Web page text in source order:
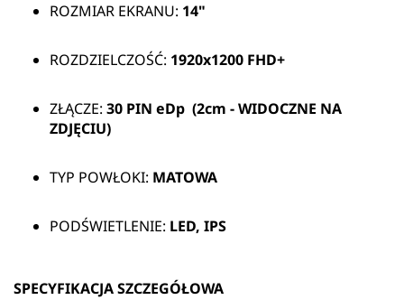
ROZMIAR EKRANU: 14"
ROZDZIELCZOŚĆ: 1920x1200 FHD+
ZŁĄCZE: 30 PIN eDp (2cm - WIDOCZNE NA
ZDJĘCIU)
TYP POWŁOKI: MATOWA
PODŚWIETLENIE: LED, IPS
SPECYFIKACJA SZCZEGÓŁOWA